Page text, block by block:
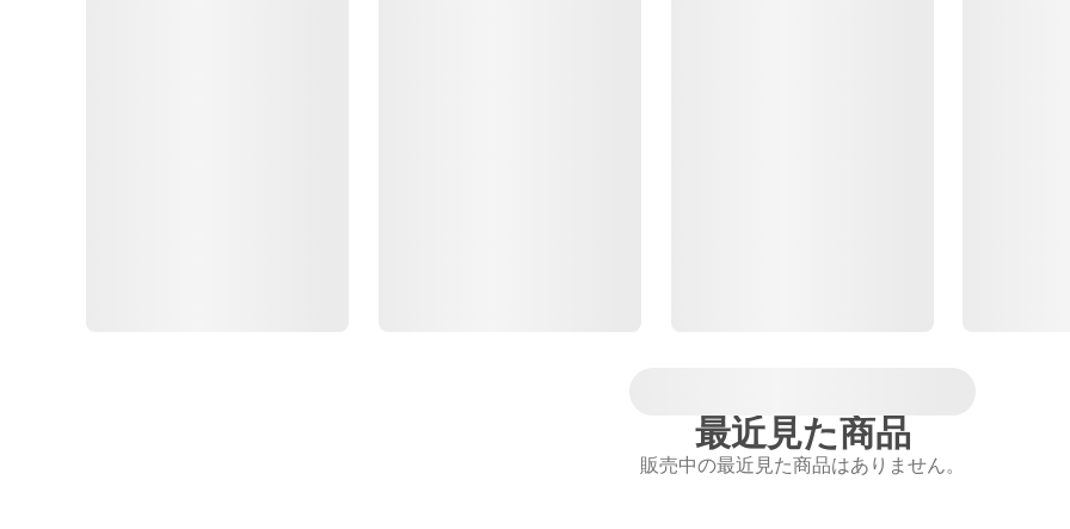
最近見た商品
販売中の最近見た商品はありません。